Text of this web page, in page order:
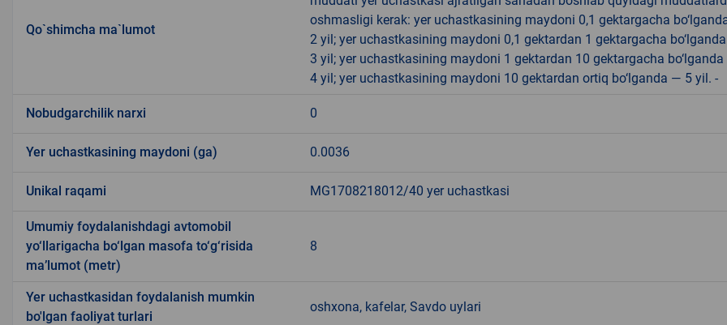
Qo`shimcha ma`lumot
oshmasligi kerak: yer uchastkasining maydoni 0,1 gektargacha
2 yil; yer uchastkasining maydoni 0,1 gektardan 1 gektargacha
3 yil; yer uchastkasining maydoni 1 gektardan 10 gektargacha
4 yil; yer uchastkasining maydoni 10 gektardan ortiq bo‘lganda — 5 yil. -
Nobudgarchilik narxi 0
Yer uchastkasining maydoni (ga) 0.0036
Unikal raqami MG1708218012/40 yer uchastkasi
Umumiy foydalanishdagi avtomobil
yo‘llarigacha bo‘lgan masofa to‘g‘risida
ma’lumot (metr)
8
Yer uchastkasidan foydalanish mumkin
bo'lgan faoliyat turlari
oshxona, kafelar, Savdo uylari